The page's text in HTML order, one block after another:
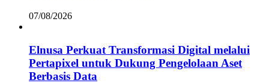
07/08/2026
Elnusa Perkuat Transformasi Digital melalui
Pertapixel untuk Dukung Pengelolaan Aset
Berbasis Data